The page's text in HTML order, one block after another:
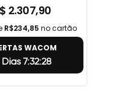
2.307,90
R$234,85 no cartão
WACOM
7:32:27